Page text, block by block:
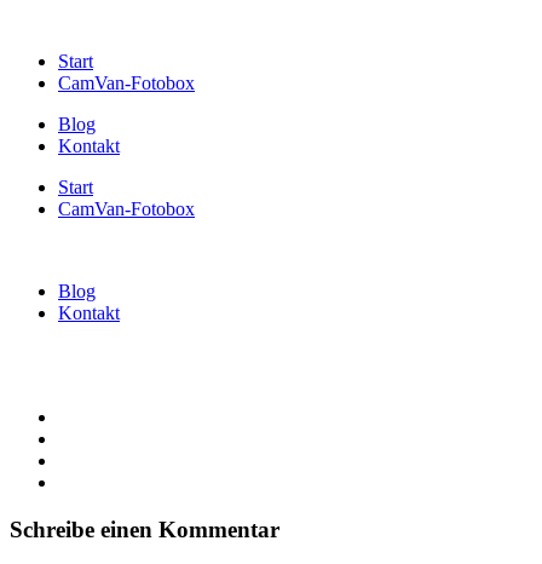
Start
CamVan-Fotobox
Blog
Kontakt
Start
CamVan-Fotobox
Blog
Kontakt
Schreibe einen Kommentar